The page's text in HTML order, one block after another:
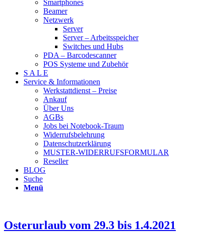
Smartphones
Beamer
Netzwerk
Server
Server – Arbeitsspeicher
Switches und Hubs
PDA – Barcodescanner
POS Systeme und Zubehör
S A L E
Service & Informationen
Werkstattdienst – Preise
Ankauf
Über Uns
AGBs
Jobs bei Notebook-Traum
Widerrufsbelehrung
Datenschutzerklärung
MUSTER-WIDERRUFSFORMULAR
Reseller
BLOG
Suche
Menü
Osterurlaub vom 29.3 bis 1.4.2021